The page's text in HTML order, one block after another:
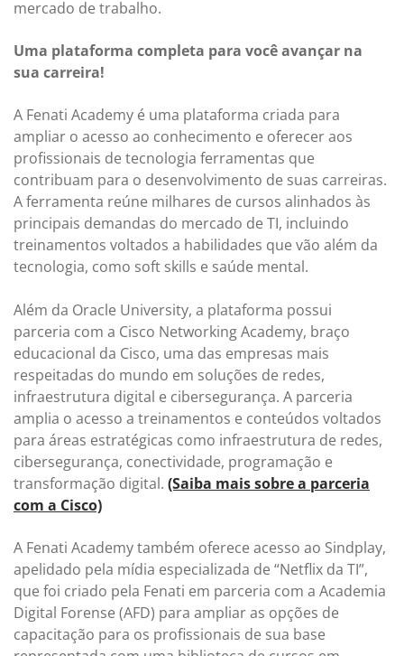
mercado de trabalho.
Uma plataforma completa para você avançar na
sua carreira!
A Fenati Academy é uma plataforma criada para
ampliar o acesso ao conhecimento e oferecer aos
profissionais de tecnologia ferramentas que
contribuam para o desenvolvimento de suas carreiras.
A ferramenta reúne milhares de cursos alinhados às
principais demandas do mercado de TI, incluindo
treinamentos voltados a habilidades que vão além da
tecnologia, como soft skills e saúde mental.
Além da Oracle University, a plataforma possui
parceria com a Cisco Networking Academy, braço
educacional da Cisco, uma das empresas mais
respeitadas do mundo em soluções de redes,
infraestrutura digital e cibersegurança. A parceria
amplia o acesso a treinamentos e conteúdos voltados
para áreas estratégicas como infraestrutura de redes,
cibersegurança, conectividade, programação e
transformação digital. (Saiba mais sobre a parceria
com a Cisco)
A Fenati Academy também oferece acesso ao Sindplay,
apelidado pela mídia especializada de “Netflix da TI”,
que foi criado pela Fenati em parceria com a Academia
Digital Forense (AFD) para ampliar as opções de
capacitação para os profissionais de sua base